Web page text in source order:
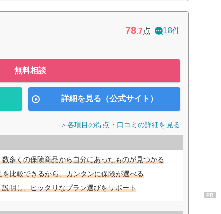
78.7点 18件
無料相談
詳細を見る（公式サイト）
＞各項目の得点・口コミの詳細を見る
多くの保険商品から自分にあったものが見つかる
比較できるから、カンタンに保険が選べる
明し、ピッタリなプラン選びをサポート
PR